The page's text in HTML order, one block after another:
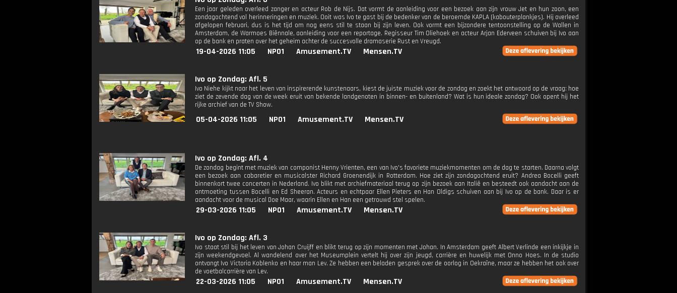
Een jaar geleden overleed zanger en acteur Rob de Nijs. Dat vormt de aanleiding voor een bezoek aan zijn vrouw Jet en hun zoon, een
zondagochtend vol herinneringen en muziek. Ooit was Ivo te gast bij de bedenker van de beroemde KAPLA (kabouterplankjes). Hij overleed
afgelopen februari, dus is het tijd om nog eens stil te staan bij zijn leven. Ook vormt een bijzondere tentoonstelling op de Wallen in
Amsterdam, de Warmoes Biënnale, aanleiding voor een reportage. Regisseur Tim Oliehoek en acteur Arjan Ederveen schuiven bij Ivo aan
op de bank en praten over het geheim achter de succesvolle dramaserie Rust en Vreugd.
19-04-2026 11:05 NPO1 Amusement.TV Mensen.TV
Ivo op Zondag: Afl. 5
Ivo Niehe kijkt naar het leven van inspirerende kunstenaars, kiest de juiste muziek voor de zondag en zoekt het antwoord op de vraag: hoe
ziet de zevende dag van de week eruit van bekende landgenoten in binnen- en buitenland? Wat is hun ideale zondag? Ook opent hij het
rijke archief van de TV Show.
05-04-2026 11:05 NPO1 Amusement.TV Mensen.TV
Ivo op Zondag: Afl. 4
De zondag begint met muziek van componist Henny Vrienten, een van Ivo's favoriete muziekmomenten om de dag te starten. Daarna volgt
een bezoek aan cabaretier en musicalster Richard Groenendijk in Rotterdam. Hoe ziet zijn zondagochtend eruit? Andrea Bocelli geeft
binnenkort twee concerten in Nederland. Ivo blikt met archiefmateriaal terug op zijn bezoek aan Italië en besteedt ook aandacht aan de
ontmoeting tussen Bocelli en Ed Sheeran. Acteurs en echtpaar Ellen Pieters en Han Oldigs schuiven aan bij Ivo op de bank. Daar is er
aandacht voor de musical Doe Maar, waarin Ellen en Han een getrouwd stel spelen.
29-03-2026 11:05 NPO1 Amusement.TV Mensen.TV
Ivo op Zondag: Afl. 3
Ivo staat stil bij het leven van Johan Cruijff en blikt terug op zijn momenten met Johan. In Amsterdam geeft Albert Verlinde een inkijkje in
zijn weekendgevoel. Al wandelend over het Museumplein vertelt hij over zijn jeugd, carrière en huwelijk met Onno Hoes. In de studio
ontvangt Ivo Victoria Koblenko en haar man Lev. Ze hebben een beladen gesprek over de oorlog in Oekraïne, maar ze hebben het ook over
de voetbalcarrière van Lev.
22-03-2026 11:05 NPO1 Amusement.TV Mensen.TV